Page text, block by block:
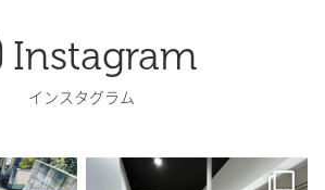
Instagram
インスタグラム